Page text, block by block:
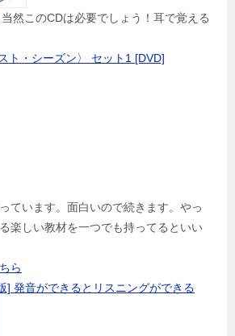
然このCDは必要でしょう！耳で覚える
ト・シーズン〉 セット1 [DVD]
ています。面白いので続きます。やっ
楽しい教材を一つでも持ってるといい
ら
] 発音ができるとリスニングができる